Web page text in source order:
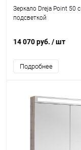
Зеркало Dreja Point 50 c
подсветкой
14 070 руб. / шт
Подробнее